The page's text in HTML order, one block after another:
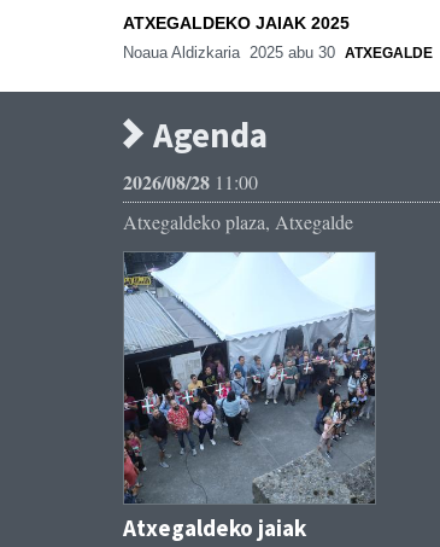
ATXEGALDEKO JAIAK 2025
Noaua Aldizkaria 2025 abu 30 ATXEGALDE
Agenda
2026/08/28 11:00
Atxegaldeko plaza, Atxegalde
Atxegaldeko jaiak